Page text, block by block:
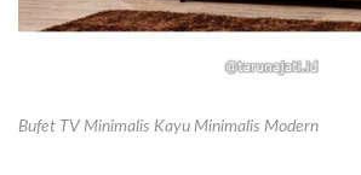
Bufet TV Minimalis Kayu Minimalis Modern